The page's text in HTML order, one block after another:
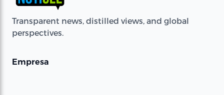
Transparent news, distilled views, and global
perspectives.
Empresa